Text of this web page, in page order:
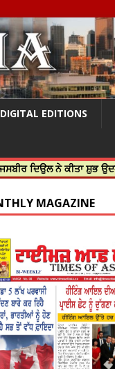
DIGITAL EDITIONS
ਕੀਤਾ ਸ਼ੁਭ ਉਦਘਾਟਨ
MAGAZINE